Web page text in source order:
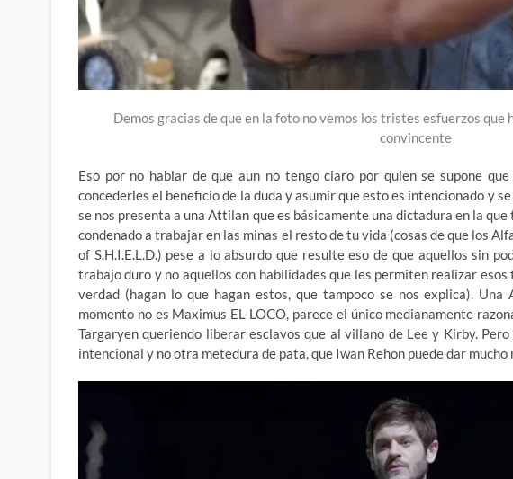
Demos gracias de que en la foto no vemos los tristes esfuerzos
convincente
Eso por no hablar de que aun no tengo claro por quien se supone
concederles el beneficio de la duda y asumir que esto es intencionado y
se nos presenta a una Attilan que es básicamente una dictadura en la
condenado a trabajar en las minas el resto de tu vida (cosas de que los
of S.H.I.E.L.D.) pese a lo absurdo que resulte eso de que aquellos sin
trabajo duro y no aquellos con habilidades que les permiten realizar
verdad (hagan lo que hagan estos, que tampoco se nos explica).
momento no es Maximus EL LOCO, parece el único medianamente
Targaryen queriendo liberar esclavos que al villano de Lee y Kirby.
intencional y no otra metedura de pata, que Iwan Rehon puede dar mucho